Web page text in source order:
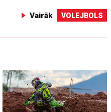
Vairāk VOLEJBOLS